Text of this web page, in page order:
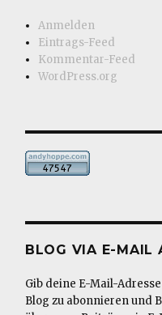
Anmelden
Eintrags-Feed
Kommentar-Feed
WordPress.org
BLOG VIA E-MAIL
Gib deine E-Mail-
Blog zu abonnieren und